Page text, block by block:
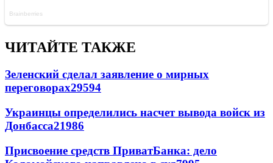
ЧИТАЙТЕ ТАКЖЕ
Зеленский сделал заявление о мирных
переговорах29594
Украинцы определились насчет вывода войск из
Донбасса21986
Присвоение средств ПриватБанка: дело